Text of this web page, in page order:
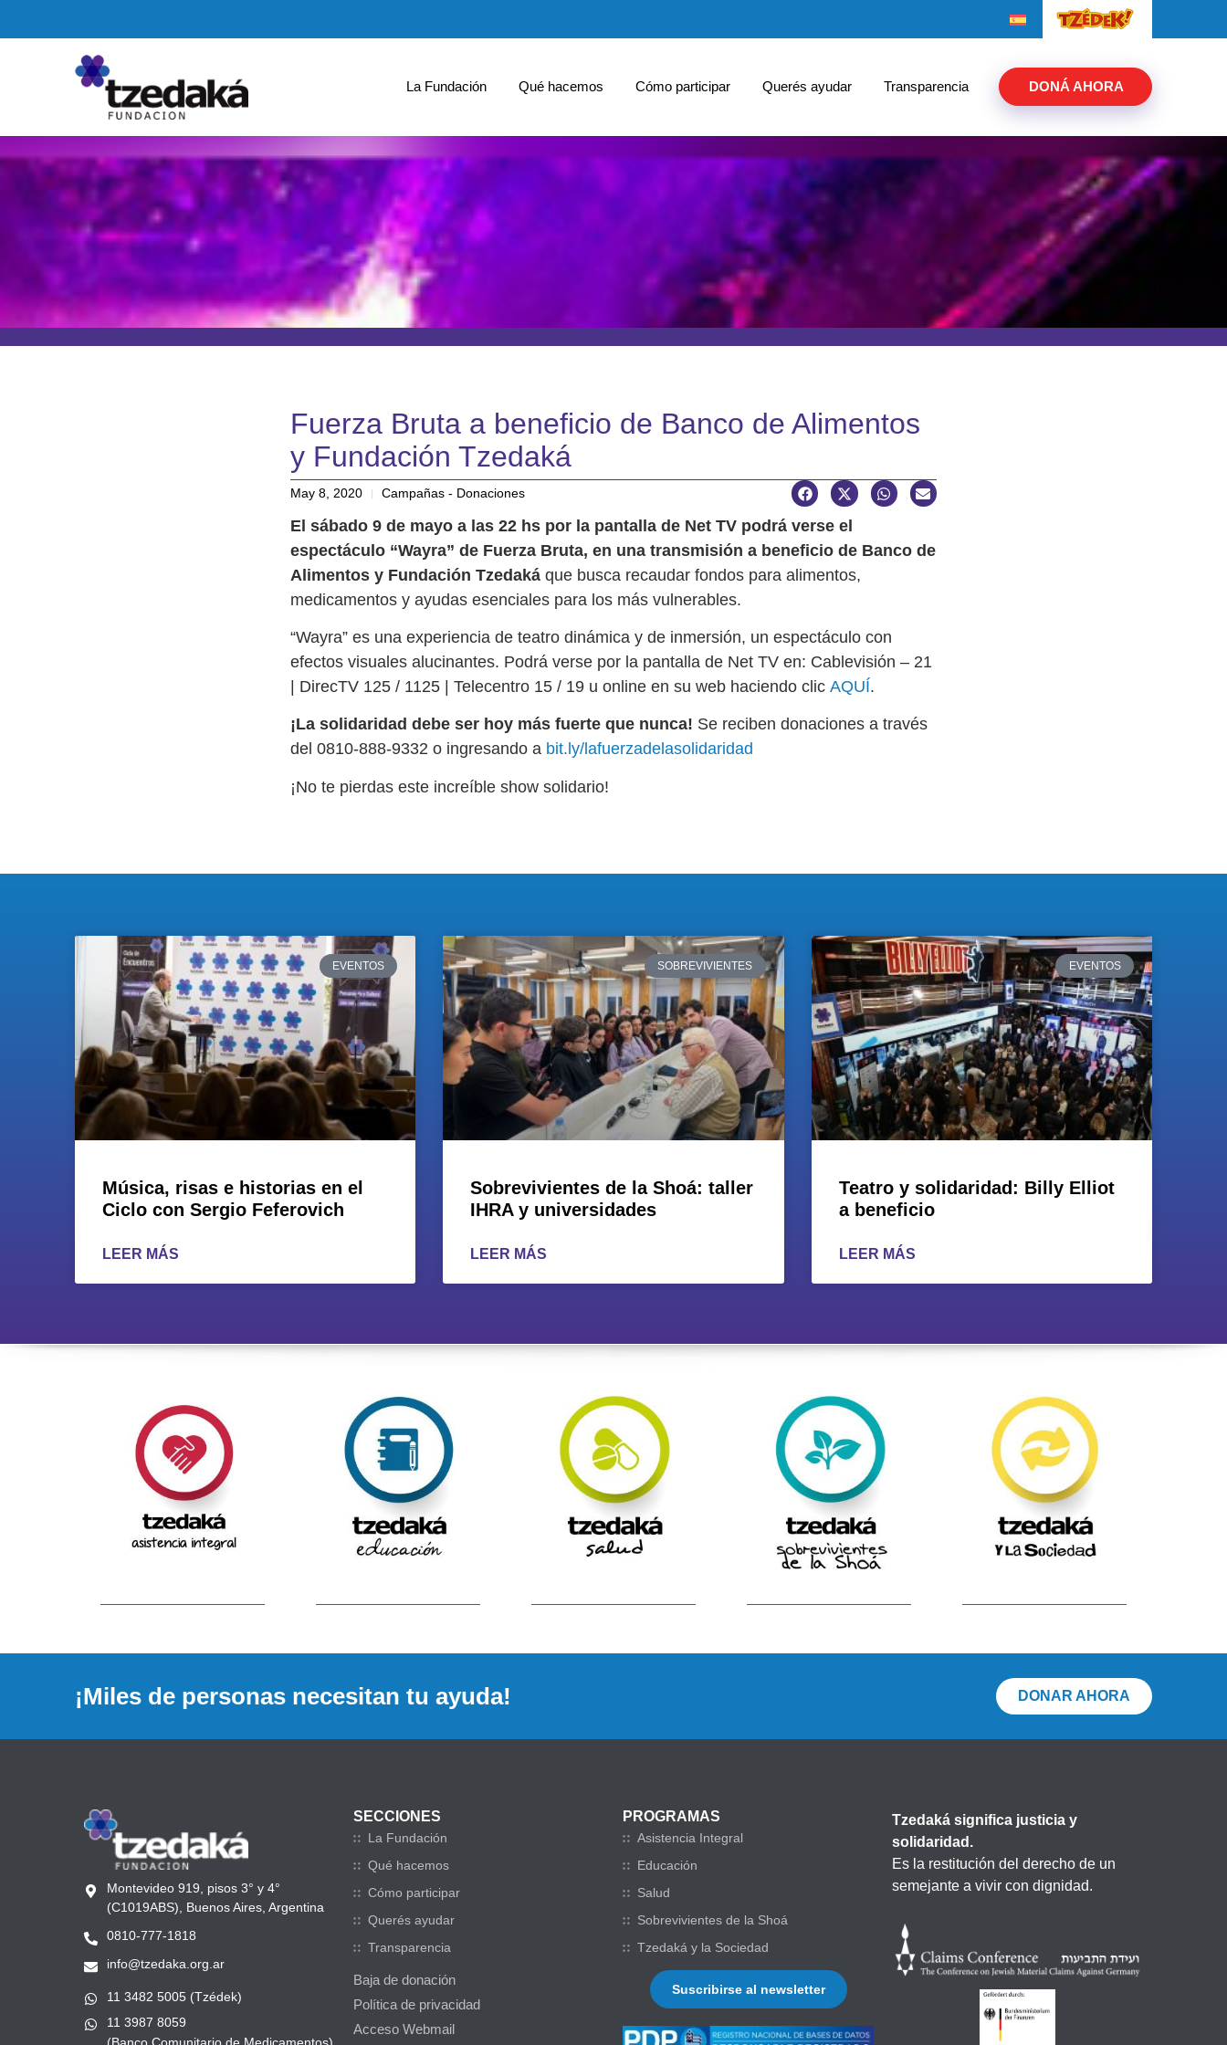
La Fundación Qué hacemos Cómo participar Querés ayudar Transparencia DONÁ AHORA
Fuerza Bruta a beneficio de Banco de Alimentos
y Fundación Tzedaká
May 8, 2020 Campañas - Donaciones
El sábado 9 de mayo a las 22 hs por la pantalla de Net TV podrá verse el
espectáculo “Wayra” de Fuerza Bruta, en una transmisión a beneficio de Banco de
Alimentos y Fundación Tzedaká que busca recaudar fondos para alimentos,
medicamentos y ayudas esenciales para los más vulnerables.
“Wayra” es una experiencia de teatro dinámica y de inmersión, un espectáculo con
efectos visuales alucinantes. Podrá verse por la pantalla de Net TV en: Cablevisión – 21
| DirecTV 125 / 1125 | Telecentro 15 / 19 u online en su web haciendo clic AQUÍ.
¡La solidaridad debe ser hoy más fuerte que nunca! Se reciben donaciones a través
del 0810-888-9332 o ingresando a bit.ly/lafuerzadelasolidaridad
¡No te pierdas este increíble show solidario!
EVENTOS
Música, risas e historias en el
Ciclo con Sergio Feferovich
LEER MÁS
SOBREVIVIENTES
Sobrevivientes de la Shoá: taller
IHRA y universidades
LEER MÁS
EVENTOS
Teatro y solidaridad: Billy Elliot
a beneficio
LEER MÁS
¡Miles de personas necesitan tu ayuda! DONAR AHORA
Montevideo 919, pisos 3° y 4°
(C1019ABS), Buenos Aires, Argentina
0810-777-1818
info@tzedaka.org.ar
11 3482 5005 (Tzédek)
11 3987 8059
SECCIONES
La Fundación
Qué hacemos
Cómo participar
Querés ayudar
Transparencia
Baja de donación
Política de privacidad
Acceso Webmail
PROGRAMAS
Asistencia Integral
Educación
Salud
Sobrevivientes de la Shoá
Tzedaká y la Sociedad
Suscribirse al newsletter
Tzedaká significa justicia y
solidaridad.
Es la restitución del derecho de un
semejante a vivir con dignidad.